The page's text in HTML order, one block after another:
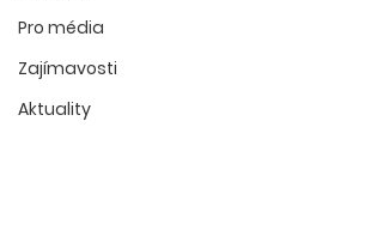
Pro média
Zajímavosti
Aktuality